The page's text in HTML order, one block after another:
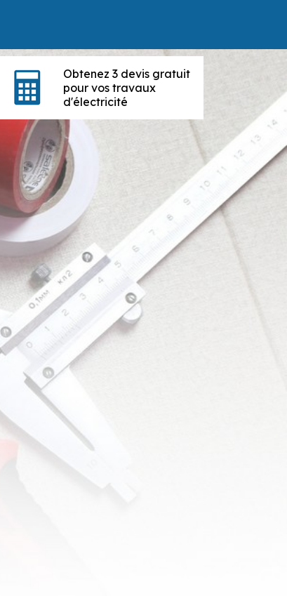
Obtenez 3 devis gratuit
pour vos travaux
d'électricité